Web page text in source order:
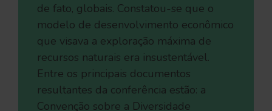
de fato, globais. Constatou-se que o
modelo de desenvolvimento econômico
que visava a exploração máxima de
recursos naturais era insustentável.
Entre os principais documentos
resultantes da conferência estão: a
Convenção sobre a Diversidade